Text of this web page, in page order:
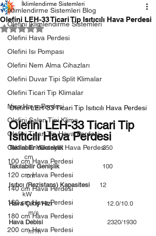
İklimlendirme Sistemleri Blog
Olefini İklimlendirme Sistemleri
Olefini Hava Perdesi
Olefini Isı Pompası
Olefini Nem Alma Cihazları
Olefini Duvar Tipi Split Klimalar
Olefini Ticari Tip Klimalar
Niva Hava Perdesi
Olefini Salon Tipi Klima
Olefini Ticari Tip Hava Perdesi
Olefini Endüstriyel Hava Perdesi
100 cm Hava Perdesi
120 cm Hava Perdesi
140 cm Hava Perdesi
160 cm Hava Perdesi
180 cm Hava Perdesi
200 cm Hava Perdesi
Olefini LEH-33 Ticari Tip Isıtıcılı Hava Perdesi
İklimlendirme Sistemleri
5 üzerinden NaN yıldız
Olefini LEH-33 Ticari Tip Isıtıcılı Hava Perdesi
Olefini LEH-33 Ticari Tip
Isıtıcılı Hava Perdesi
Takılabilir Yükseklik 350
cm
Takılabilir Genişlik 100
cm
Isıtıcı (Rezistans) Kapasitesi 12
kW
Hava Çıkış Hızı 12.0/10.0
m/s
Hava Debisi 2320/1930
m³/h